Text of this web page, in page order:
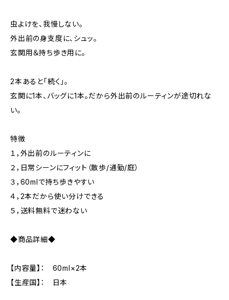
虫よけを、我慢しない。
外出前の身支度に、シュッ。
玄関用＆持ち歩き用に。
2本あると「続く」。
玄関に1本、バッグに1本。だから外出前のルーティンが途切れな
い。
特徴
１，外出前のルーティンに
２，日常シーンにフィット（散歩/通勤/庭）
３，60mlで持ち歩きやすい
４，2本だから使い分けできる
５，送料無料で迷わない
◆商品詳細◆
【内容量】： 60ml×2本
【生産国】： 日本